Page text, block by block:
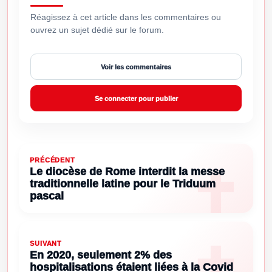
Réagissez à cet article dans les commentaires ou
ouvrez un sujet dédié sur le forum.
Voir les commentaires
Se connecter pour publier
PRÉCÉDENT
Le diocèse de Rome interdit la messe
traditionnelle latine pour le Triduum
pascal
SUIVANT
En 2020, seulement 2% des
hospitalisations étaient liées à la Covid